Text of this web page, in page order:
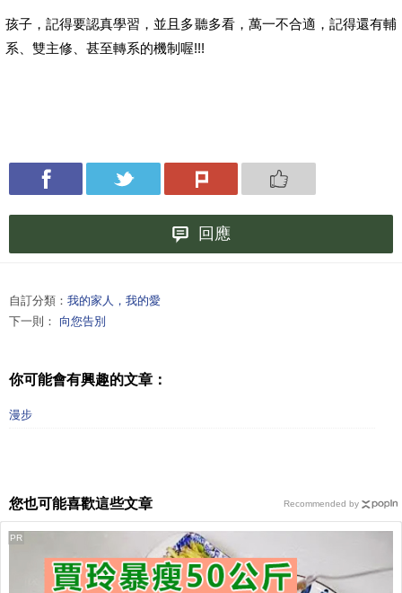
孩子，記得要認真學習，並且多聽多看，萬一不合適，記得還有輔
系、雙主修、甚至轉系的機制喔!!!
回應
自訂分類： 我的家人，我的愛
下一則： 向您告別
你可能會有興趣的文章：
漫步
您也可能喜歡這些文章
PR
Recommended by